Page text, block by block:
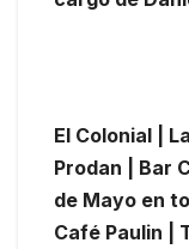
El Colonial |
Prodan | Bar
de Mayo en
Café Paulin |